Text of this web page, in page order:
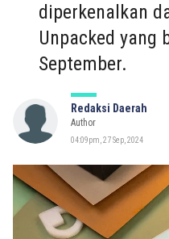
diperkenalkan
Unpacked yang
September.
Redaksi Daerah
Author
04:09pm, 27 Sep, 2024